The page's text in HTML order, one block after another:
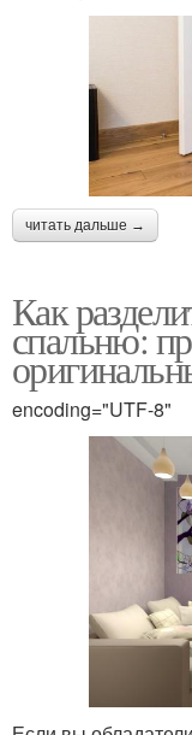
читать дальше →
Как
спальню:
encoding="UTF-8"